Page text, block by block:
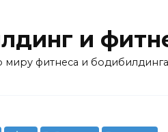
и
миру фитнеса и бодибилдинга